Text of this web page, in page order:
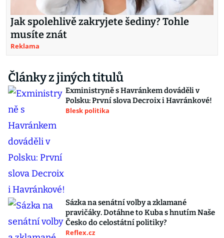
Jak spolehlivě zakryjete šediny? Tohle
musíte znát
Reklama
Články z jiných titulů
Exministryně s Havránkem dováděli v
Polsku: První slova Decroix i Havránkové!
Blesk politika
Sázka na senátní volby a zklamané
pravičáky. Dotáhne to Kuba s hnutím Naše
Česko do celostátní politiky?
Reflex.cz